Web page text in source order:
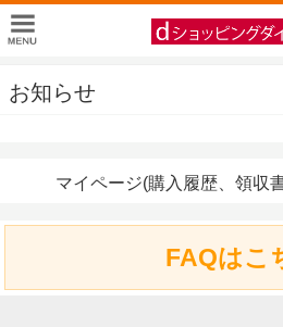
お知らせ
マイページ(購入履歴、領収
FAQはこ